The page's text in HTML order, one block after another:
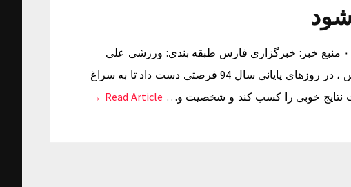
زمان دریافت خبر: شنبه ۰۸ اسفند ۱۳۹۴ ساعت ۰۰:۳۷ منبع خبر: خبرگزاری فارس طبقه بندی: ورزشی علی
سیاری – به گزارش خبرنگار ورزشی خبرگزاری فارس ، در روزهای پایانی سال 94 فرصتی دست داد تا به سراغ
نتایج خوبی را کسب کند و شخصیت و… Read Article →